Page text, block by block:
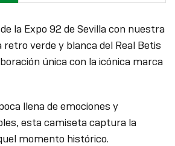
la Expo 92 de Sevilla con nuestra
verde y blanca del Real Betis
única con la icónica marca
llena de emociones y
esta camiseta captura la
momento histórico.